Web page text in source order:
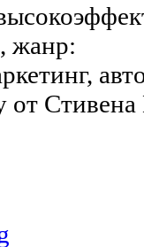
жанр:
от